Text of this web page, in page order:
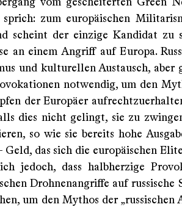
vom gescheiterten Green
zum europäischen
scheint der einzige Kandidat zu
an einem Angriff auf Europa.
und kulturellen Austausch,
notwendig, um den
der Europäer
dies nicht gelingt, sie zu
so wie sie bereits hohe
Geld, das sich die europäischen
jedoch, dass halbherzige
Drohnenangriffe auf russische
um den Mythos der „russischen